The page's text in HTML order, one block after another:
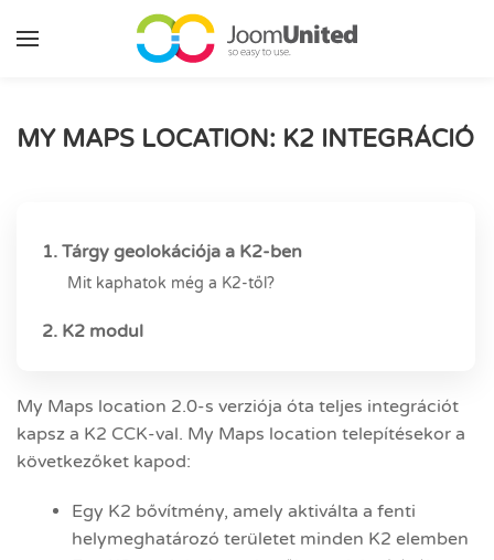
Ugrás a fő tartalomhoz
MY MAPS LOCATION: K2 INTEGRÁCIÓ
1. Tárgy geolokációja a K2-ben
Mit kaphatok még a K2-től?
2. K2 modul
My Maps location 2.0-s verziója óta teljes integrációt
kapsz a K2 CCK-val. My Maps location telepítésekor a
következőket kapod:
Egy K2 bővítmény, amely aktiválta a fenti
helymeghatározó területet minden K2 elemben